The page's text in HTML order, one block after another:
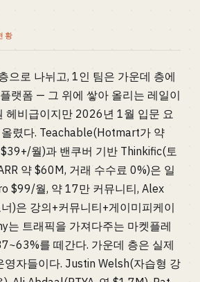
으로 나뉘고, 1인 팀은 가운데 층에
랫폼 — 그 위에 쌓아 올리는 레일이
헤비급이지만 2026년 1월 입문 요
렸다. Teachable(Hotmart가 약
월)과 밴쿠버 기반 Thinkific(토
약 $60M, 거래 수수료 0%)은 일
$99/월, 약 17만 커뮤니티, Alex
)은 강의+커뮤니티+게이미피케이
는 트래픽을 가져다주는 마켓플레
를 떼간다. 가운데 층은 실제
영자들이다. Justin Welsh(자습형 강